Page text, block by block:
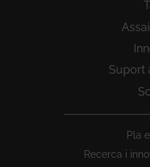
Suport
Pla
Recerca i